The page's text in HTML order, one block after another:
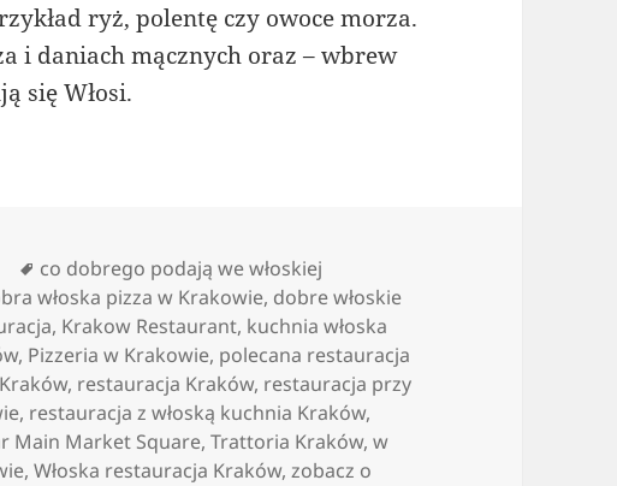
ryż, polentę czy owoce morza.
i daniach mącznych oraz – wbrew
się Włosi.
Tagi
co dobrego podają we włoskiej
włoska pizza w Krakowie, dobre włoskie
, Krakow Restaurant, kuchnia włoska
, Pizzeria w Krakowie, polecana restauracja
, restauracja Kraków, restauracja przy
, restauracja z włoską kuchnia Kraków,
Main Market Square,Trattoria Kraków,w
,Włoska restauracja Kraków,zobacz o